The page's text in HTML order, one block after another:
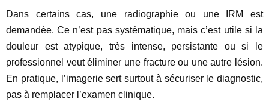
Dans certains cas, une radiographie ou une IRM est
demandée. Ce n’est pas systématique, mais c’est utile si la
douleur est atypique, très intense, persistante ou si le
professionnel veut éliminer une fracture ou une autre lésion.
En pratique, l’imagerie sert surtout à sécuriser le diagnostic,
pas à remplacer l’examen clinique.